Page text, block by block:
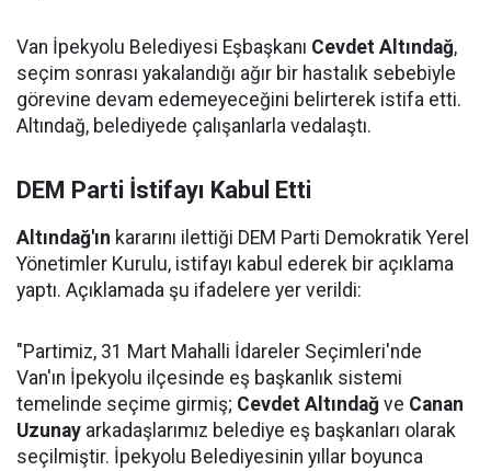
Van İpekyolu Belediyesi Eşbaşkanı Cevdet Altındağ,
seçim sonrası yakalandığı ağır bir hastalık sebebiyle
görevine devam edemeyeceğini belirterek istifa etti.
Altındağ, belediyede çalışanlarla vedalaştı.
DEM Parti İstifayı Kabul Etti
Altındağ'ın kararını ilettiği DEM Parti Demokratik Yerel
Yönetimler Kurulu, istifayı kabul ederek bir açıklama
yaptı. Açıklamada şu ifadelere yer verildi:
"Partimiz, 31 Mart Mahalli İdareler Seçimleri'nde
Van'ın İpekyolu ilçesinde eş başkanlık sistemi
temelinde seçime girmiş; Cevdet Altındağ ve Canan
Uzunay arkadaşlarımız belediye eş başkanları olarak
seçilmiştir. İpekyolu Belediyesinin yıllar boyunca